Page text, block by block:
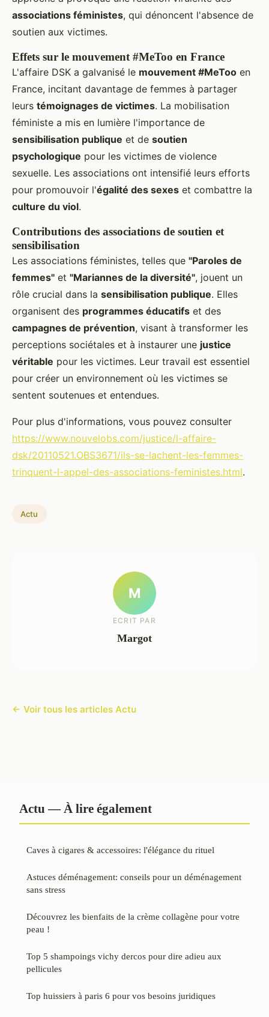
associations féministes, qui dénoncent l'absence de
soutien aux victimes.
Effets sur le mouvement #MeToo en France
L'affaire DSK a galvanisé le mouvement #MeToo en
France, incitant davantage de femmes à partager
leurs témoignages de victimes. La mobilisation
féministe a mis en lumière l'importance de
sensibilisation publique et de soutien
psychologique pour les victimes de violence
sexuelle. Les associations ont intensifié leurs efforts
pour promouvoir l'égalité des sexes et combattre la
culture du viol.
Contributions des associations de soutien et
sensibilisation
Les associations féministes, telles que "Paroles de
femmes" et "Mariannes de la diversité", jouent un
rôle crucial dans la sensibilisation publique. Elles
organisent des programmes éducatifs et des
campagnes de prévention, visant à transformer les
perceptions sociétales et à instaurer une justice
véritable pour les victimes. Leur travail est essentiel
pour créer un environnement où les victimes se
sentent soutenues et entendues.
Pour plus d'informations, vous pouvez consulter
https://www.nouvelobs.com/justice/l-affaire-
dsk/20110521.OBS3671/ils-se-lachent-les-femmes-
trinquent-l-appel-des-associations-feministes.html.
Actu
M
ECRIT PAR
Margot
← Voir tous les articles Actu
Actu — À lire également
Caves à cigares & accessoires: l'élégance du rituel
Astuces déménagement: conseils pour un déménagement
sans stress
Découvrez les bienfaits de la crème collagène pour votre
peau !
Top 5 shampoings vichy dercos pour dire adieu aux
pellicules
Top huissiers à paris 6 pour vos besoins juridiques